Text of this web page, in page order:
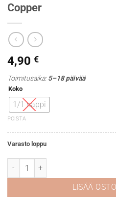
Copper
4,90 €
Toimitusaika:5–18 päivää
Koko
1/1 nappi
POISTA
Varasto loppu
White Nights akvarelli 964 Metallic
LISÄÄ